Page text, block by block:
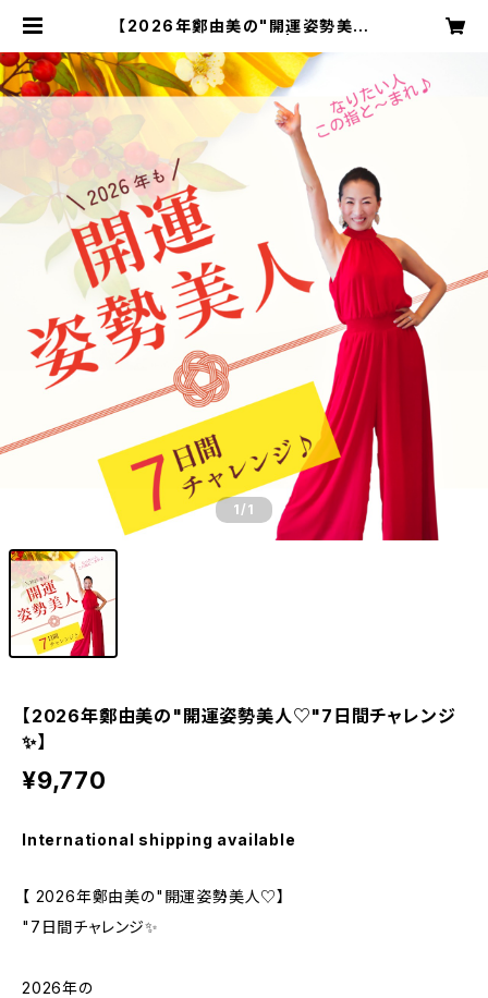
【2026年鄭由美の"開運姿勢美人
i BISHISEI
1 /1
【2026年鄭由美の"開運姿勢美人♡"7日間チャレンジ
✨】
¥9,770
International shipping available
【 2026年鄭由美の"開運姿勢美人♡】
"7日間チャレンジ✨
2026年の